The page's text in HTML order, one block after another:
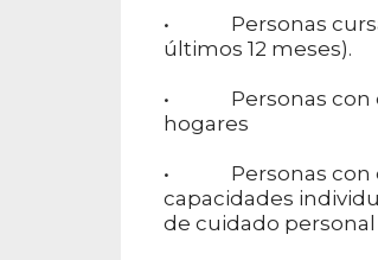
• Personas
últimos 12 meses).
• Personas con
hogares
• Personas con
capacidades
de cuidado personal